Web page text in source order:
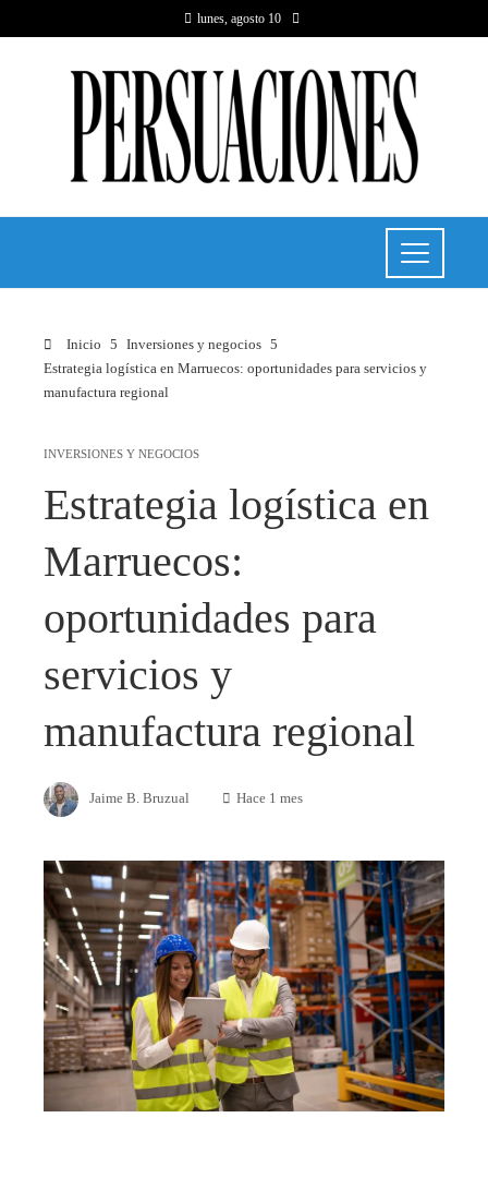
lunes, agosto 10
Inicio
Inversiones y negocios
Estrategia logística en Marruecos: oportunidades para servicios y
manufactura regional
INVERSIONES Y NEGOCIOS
Estrategia logística en
Marruecos:
oportunidades para
servicios y
manufactura regional
Jaime B. Bruzual Hace 1 mes